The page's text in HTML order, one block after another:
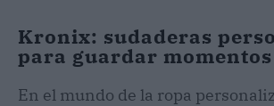
Kronix: sudaderas
para guardar
En el mundo de la ropa